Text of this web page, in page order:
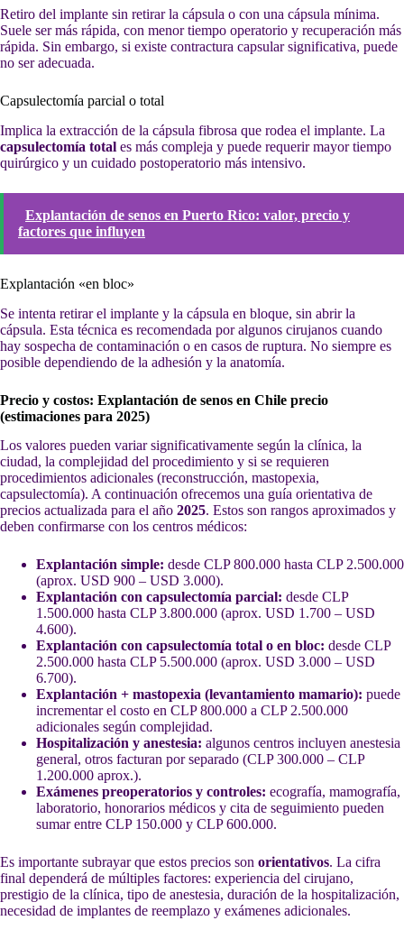
Retiro del implante sin retirar la cápsula o con una cápsula mínima.
Suele ser más rápida, con menor tiempo operatorio y recuperación más
rápida. Sin embargo, si existe contractura capsular significativa, puede
no ser adecuada.
Capsulectomía parcial o total
Implica la extracción de la cápsula fibrosa que rodea el implante. La
capsulectomía total es más compleja y puede requerir mayor tiempo
quirúrgico y un cuidado postoperatorio más intensivo.
Explantación de senos en Puerto Rico: valor, precio y
factores que influyen
Explantación «en bloc»
Se intenta retirar el implante y la cápsula en bloque, sin abrir la
cápsula. Esta técnica es recomendada por algunos cirujanos cuando
hay sospecha de contaminación o en casos de ruptura. No siempre es
posible dependiendo de la adhesión y la anatomía.
Precio y costos: Explantación de senos en Chile precio
(estimaciones para 2025)
Los valores pueden variar significativamente según la clínica, la
ciudad, la complejidad del procedimiento y si se requieren
procedimientos adicionales (reconstrucción, mastopexia,
capsulectomía). A continuación ofrecemos una guía orientativa de
precios actualizada para el año 2025. Estos son rangos aproximados y
deben confirmarse con los centros médicos:
Explantación simple: desde CLP 800.000 hasta CLP 2.500.000
(aprox. USD 900 – USD 3.000).
Explantación con capsulectomía parcial: desde CLP
1.500.000 hasta CLP 3.800.000 (aprox. USD 1.700 – USD
4.600).
Explantación con capsulectomía total o en bloc: desde CLP
2.500.000 hasta CLP 5.500.000 (aprox. USD 3.000 – USD
6.700).
Explantación + mastopexia (levantamiento mamario): puede
incrementar el costo en CLP 800.000 a CLP 2.500.000
adicionales según complejidad.
Hospitalización y anestesia: algunos centros incluyen anestesia
general, otros facturan por separado (CLP 300.000 – CLP
1.200.000 aprox.).
Exámenes preoperatorios y controles: ecografía, mamografía,
laboratorio, honorarios médicos y cita de seguimiento pueden
sumar entre CLP 150.000 y CLP 600.000.
Es importante subrayar que estos precios son orientativos. La cifra
final dependerá de múltiples factores: experiencia del cirujano,
prestigio de la clínica, tipo de anestesia, duración de la hospitalización,
necesidad de implantes de reemplazo y exámenes adicionales.